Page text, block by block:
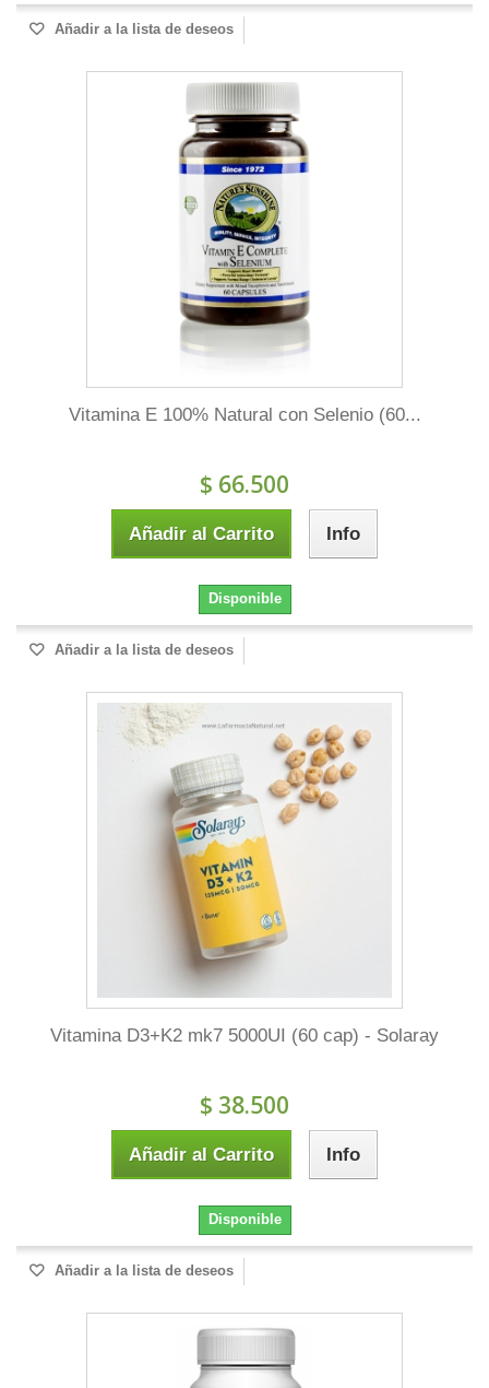
Añadir a la lista de deseos
Vitamina E 100% Natural con Selenio (60...
$ 66.500
Añadir al Carrito Info
Disponible
Añadir a la lista de deseos
Vitamina D3+K2 mk7 5000UI (60 cap) - Solaray
$ 38.500
Añadir al Carrito Info
Disponible
Añadir a la lista de deseos